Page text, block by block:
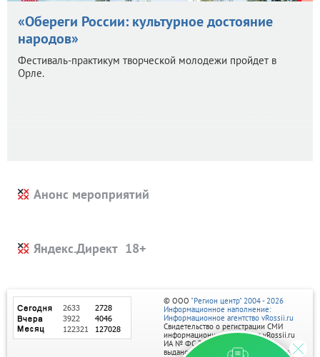
«Обереги России: культурное достояние
народов»
Фестиваль-практикум творческой молодежи пройдет в
Орле.
Анонс мероприятий
Яндекс.Директ
© ООО "Регион центр" 2004 - 2026
Информационное наполнение:
Информационное агентство vRossii.ru
Свидетельство о регистрации СМИ
информационного агентства vRossii.ru
ИА № ФС 77‑35502
выдано РОСКОМНАДЗОРом 04 марта